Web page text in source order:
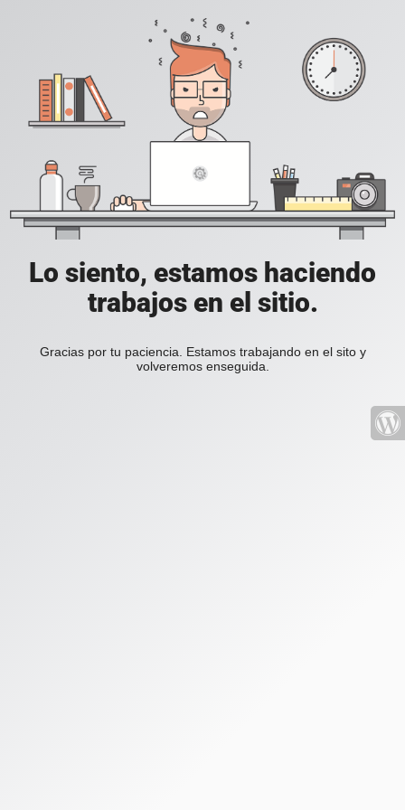
Lo siento, estamos haciendo
trabajos en el sitio.
Gracias por tu paciencia. Estamos trabajando en el sito y
volveremos enseguida.